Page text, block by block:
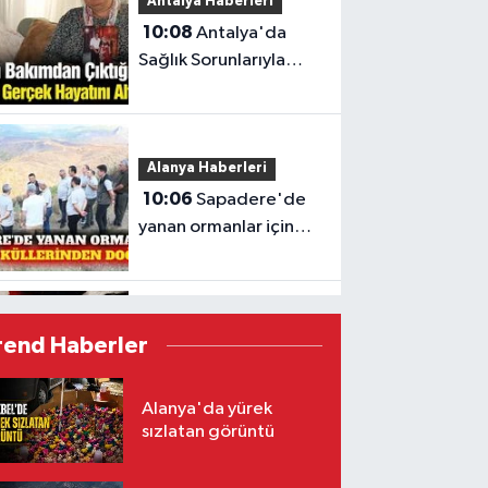
10:08 Antalya'da
Sağlık Sorunlarıyla
Kadından Destek
Alanya Haberleri
10:06 Sapadere'de
yanan ormanlar için
Marsilya'dan Yeşil Işık
Haberler
Alanya'da yürek
sızlatan görüntü